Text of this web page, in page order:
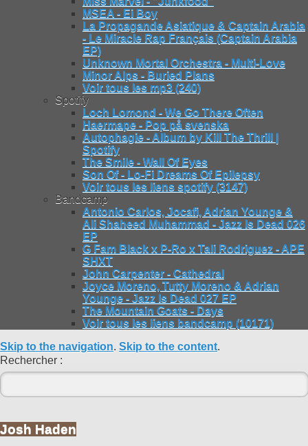
MSEA - Ei Boy
La Propagande Asiatique & Captain Arabia
- Le Miracle Rap Français (Captain Arabia
EP)
Unknown Mortal Orchestra - Multi-Love
Minor Alps - Buried Plans
Voir tous les mp3 (240)
Spotify
Loch Lomond - We Go There Often
Haermape - Pop på svenska
Autophagie - Album by Kill The Thrill |
Spotify
The Smile - Wall Of Eyes
Son Of - Lo-Fi Dreams Of Epilepsy
Voir tous les liens spotify (3147)
Bandcamp
Antonio Carlos, Jocafi, Adrian Younge &
Ali Shaheed Muhammad - Jazz Is Dead 026
EP
G Fam Black x P-Ro x Tali Rodriguez - APE
SHXT
John Carpenter - Cathedral
Joyce Moreno, Tutty Moreno & Adrian
Younge - Jazz Is Dead 027 EP
The Mountain Goats - Days
Voir tous les liens bandcamp (10171)
Skip to the navigation. Skip to the content.
Rechercher :
Josh Haden